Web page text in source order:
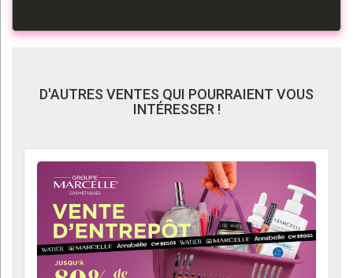
D'AUTRES VENTES QUI POURRAIENT VOUS
INTÉRESSER !